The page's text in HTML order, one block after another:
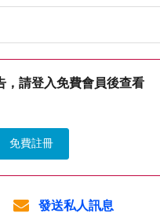
，請登入免費會員後查看
免費註冊
發送私人訊息